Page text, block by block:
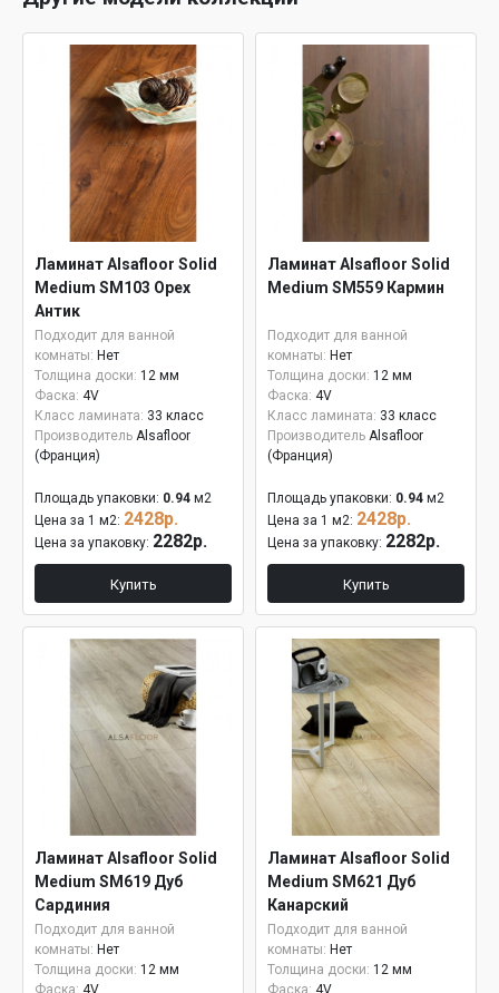
Ламинат Alsafloor Solid
Medium SM103 Орех
Антик
Подходит для ванной
комнаты: Нет
Толщина доски: 12 мм
Фаска: 4V
Класс ламината: 33 класс
Производитель Alsafloor
(Франция)
Площадь упаковки: 0.94 м2
Цена за 1 м2: 2428р.
Цена за упаковку: 2282р.
Купить
Ламинат Alsafloor Solid
Medium SM559 Кармин
Подходит для ванной
комнаты: Нет
Толщина доски: 12 мм
Фаска: 4V
Класс ламината: 33 класс
Производитель Alsafloor
(Франция)
Площадь упаковки: 0.94 м2
Цена за 1 м2: 2428р.
Цена за упаковку: 2282р.
Купить
Ламинат Alsafloor Solid
Medium SM619 Дуб
Сардиния
Подходит для ванной
комнаты: Нет
Толщина доски: 12 мм
Фаска: 4V
Ламинат Alsafloor Solid
Medium SM621 Дуб
Канарский
Подходит для ванной
комнаты: Нет
Толщина доски: 12 мм
Фаска: 4V